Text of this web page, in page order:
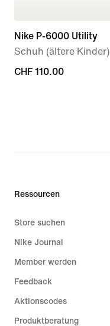
Nike P-6000 Utility
Schuh (ältere Kinder)
CHF 110.00
CHF 110.00
Ressourcen
Store suchen
Nike Journal
Member werden
Feedback
Aktionscodes
Produktberatung